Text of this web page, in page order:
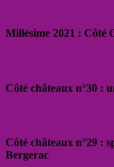
Millésime 2021 : Côté
Côté châteaux n°30 :
Côté châteaux n°29 :
Bergerac